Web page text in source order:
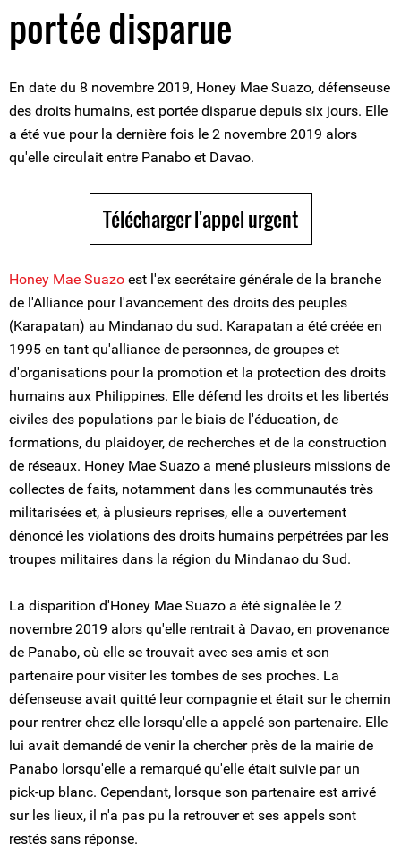
portée disparue
En date du 8 novembre 2019, Honey Mae Suazo, défenseuse
des droits humains, est portée disparue depuis six jours. Elle
a été vue pour la dernière fois le 2 novembre 2019 alors
qu'elle circulait entre Panabo et Davao.
Télécharger l'appel urgent
Honey Mae Suazo est l'ex secrétaire générale de la branche
de l'Alliance pour l'avancement des droits des peuples
(Karapatan) au Mindanao du sud. Karapatan a été créée en
1995 en tant qu'alliance de personnes, de groupes et
d'organisations pour la promotion et la protection des droits
humains aux Philippines. Elle défend les droits et les libertés
civiles des populations par le biais de l'éducation, de
formations, du plaidoyer, de recherches et de la construction
de réseaux. Honey Mae Suazo a mené plusieurs missions de
collectes de faits, notamment dans les communautés très
militarisées et, à plusieurs reprises, elle a ouvertement
dénoncé les violations des droits humains perpétrées par les
troupes militaires dans la région du Mindanao du Sud.
La disparition d'Honey Mae Suazo a été signalée le 2
novembre 2019 alors qu'elle rentrait à Davao, en provenance
de Panabo, où elle se trouvait avec ses amis et son
partenaire pour visiter les tombes de ses proches. La
défenseuse avait quitté leur compagnie et était sur le chemin
pour rentrer chez elle lorsqu'elle a appelé son partenaire. Elle
lui avait demandé de venir la chercher près de la mairie de
Panabo lorsqu'elle a remarqué qu'elle était suivie par un
pick-up blanc. Cependant, lorsque son partenaire est arrivé
sur les lieux, il n'a pas pu la retrouver et ses appels sont
restés sans réponse.